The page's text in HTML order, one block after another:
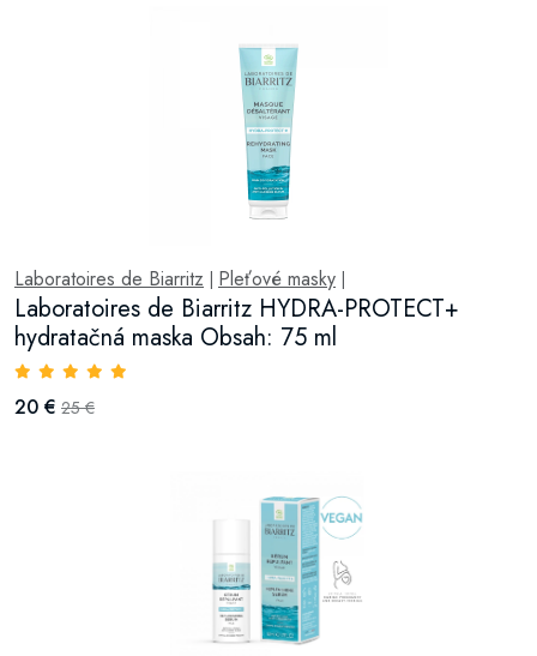
Laboratoires de Biarritz Pleťové masky
Laboratoires de Biarritz HYDRA-PROTECT+
hydratačná maska Obsah: 75 ml
20 € 25 €